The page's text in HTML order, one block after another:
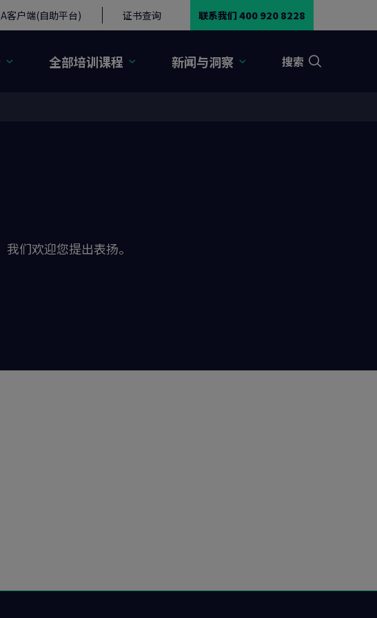
客户端(自助平台) 证书查询 联系我们 400 920 8228
全部培训课程 新闻与洞察 搜索
们欢迎您提出表扬。